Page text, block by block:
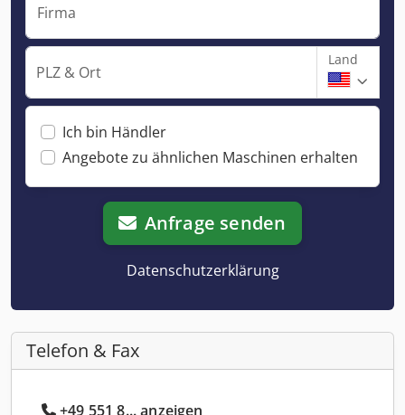
Firma
PLZ & Ort
Land
Ich bin Händler
Angebote zu ähnlichen Maschinen erhalten
Anfrage senden
Datenschutzerklärung
Telefon & Fax
+49 551 8... anzeigen